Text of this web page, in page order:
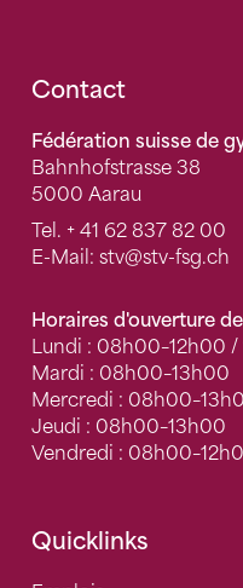
Fusszeile
Contact
Fédération suisse de
Bahnhofstrasse 38
5000 Aarau
Tel. + 41 62 837 82 00
E-Mail: stv@stv-fsg.ch
Horaires d'ouverture
Lundi : 08h00–12h00 /
Mardi : 08h00–13h00
Mercredi :
Jeudi : 08h00–13h00
Vendredi :
Quicklinks